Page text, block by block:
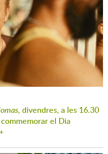
, divendres, a les 16.30
el Dia